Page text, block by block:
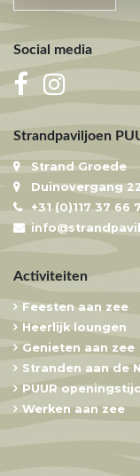
Social media
Strandpaviljoen
Strand Groede
Duinovergang
+31 (0)117 37 66
Activiteiten
Feesten aan zee
Heerlijk loungen
Genieten aan zee
Stranden aan de
PUUR
Werken aan zee